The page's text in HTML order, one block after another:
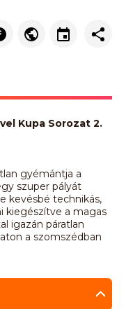
Kupa Sorozat 2.
gyémántja a
szuper pályát
kevésbé technikás,
kiegészítve a magas
igazán páratlan
a szomszédban